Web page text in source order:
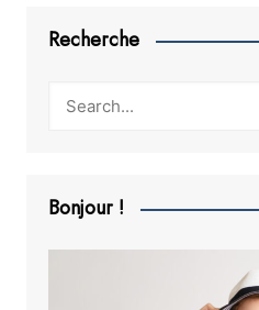
Recherche
Bonjour !